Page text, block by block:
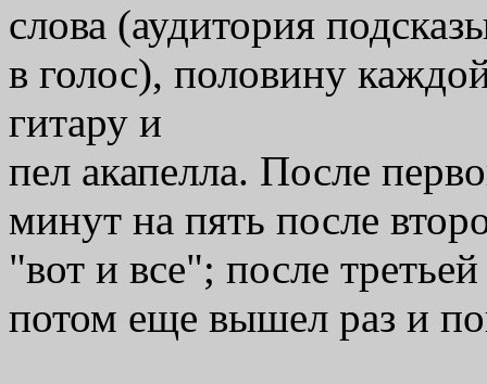
слова (аудитория
в голос), половину
гитару и
пел акапелла. После
минут на пять после
"вот и все"; после
потом еще вышел раз и